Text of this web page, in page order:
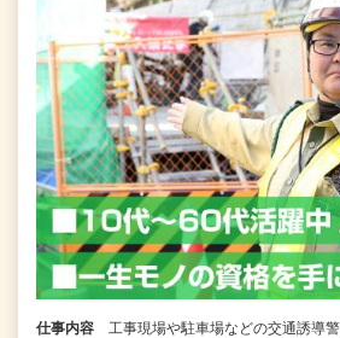
仕事内容
工事現場や駐車場などの交通誘導